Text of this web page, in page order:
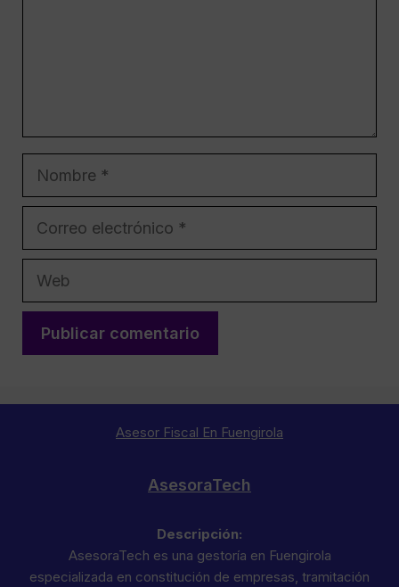
Asesor Fiscal En Fuengirola
AsesoraTech
Descripción:
AsesoraTech es una gestoría en Fuengirola
especializada en constitución de empresas, tramitación